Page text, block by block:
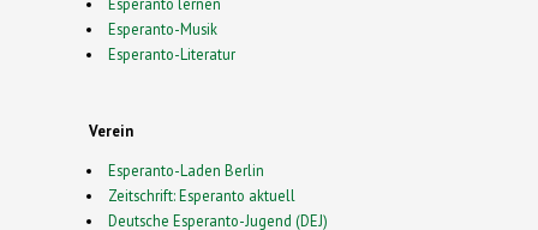
Esperanto-Musik
Esperanto-Literatur
Verein
Esperanto-Laden Berlin
Zeitschrift: Esperanto aktuell
Deutsche Esperanto-Jugend (DEJ)